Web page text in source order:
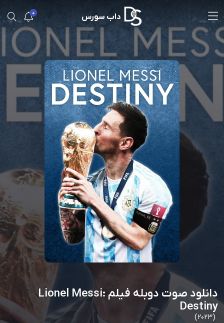
0 داب سورس
دانلود صوت دوبله فیلم Lionel Messi:
Destiny
(2023)